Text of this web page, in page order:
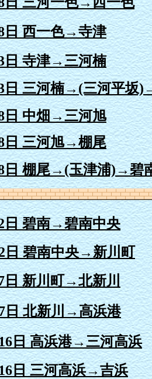
日 西一色→寺津
日 寺津→三河楠
日 三河楠→(三河平坂
日 中畑→三河旭
日 三河旭→棚尾
日 棚尾→(玉津浦)→碧
日 碧南→碧南中央
日 碧南中央→新川町
日 新川町→北新川
日 北新川→高浜港
日 高浜港→三河高浜
日 三河高浜→吉浜